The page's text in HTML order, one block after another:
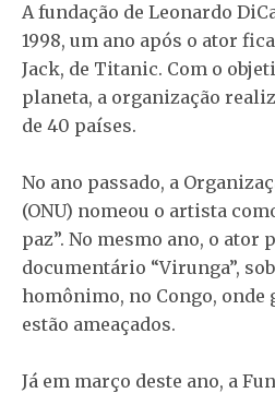
A fundação de Leonardo
1998, um ano após o ator
Jack, de Titanic. Com o
planeta, a organização
de 40 países.
No ano passado, a
(ONU) nomeou o artista
paz”. No mesmo ano, o ator
documentário “Virunga”,
homônimo, no Congo, onde
estão ameaçados.
Já em março deste ano, a